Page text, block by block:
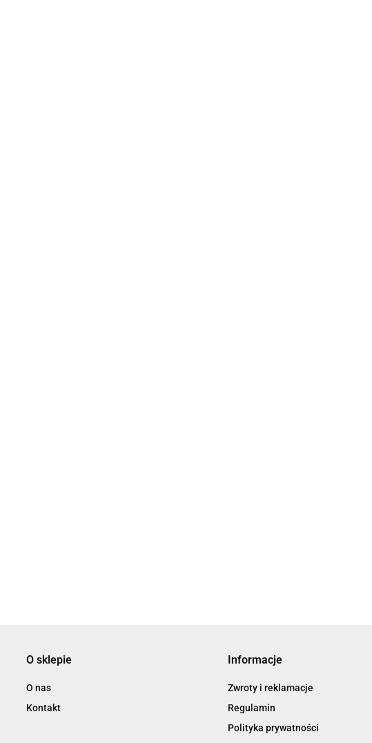
O sklepie
O nas
Kontakt
Informacje
Zwroty i reklamacje
Regulamin
Polityka prywatności